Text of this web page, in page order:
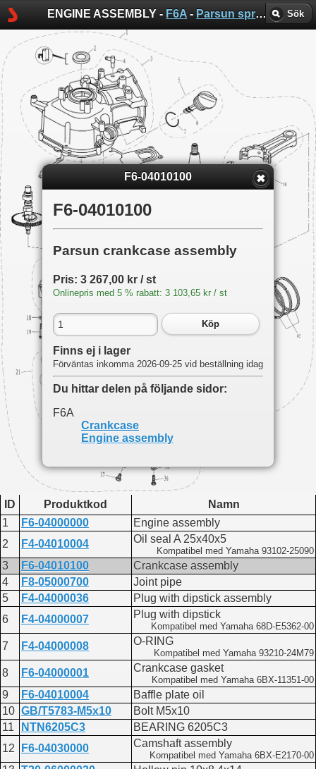
ENGINE ASSEMBLY - F6A - Parsun sprängskisser Sök
ID Produktkod
Namn
1
F6-04000000
Engine assembly
2
F4-04010004 Oil seal A 25x40x5
Kompatibel med Yamaha 93102-25090
3 F6-04010100
Crankcase assembly
4
F8-05000700
Joint pipe
5
F4-04000036
Plug with dipstick assembly
6
F4-04000007 Plug with dipstick
Kompatibel med Yamaha 68D-E5362-00
7 F4-04000008 O-RING
Kompatibel med Yamaha 93210-24M79
8 F6-04000001 Crankcase gasket
Kompatibel med Yamaha 6BX-11351-00
9 F6-04010004
Baffle plate oil
10 GB/T5783-M5x10
Bolt M5x10
11
NTN6205C3
BEARING 6205C3
12
F6-04030000 Camshaft assembly
Kompatibel med Yamaha 6BX-E2170-00
F6-04010100
F6-04010100
Parsun crankcase assembly
Pris: 3 267,00 kr / st
Onlinepris med 5 % rabatt: 3 103,65 kr / st
Köp
Finns ej i lager
Förväntas inkomma 2026-09-25 vid beställning idag
Du hittar delen på följande sidor:
F6A
Crankcase
Engine assembly